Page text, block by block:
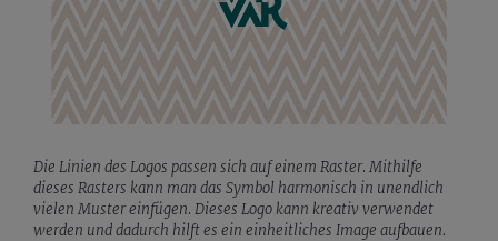
Die Linien des Logos passen sich auf einem Raster. Mithilfe
dieses Rasters kann man das Symbol harmonisch in unendlich
vielen Muster einfügen. Dieses Logo kann kreativ verwendet
werden und dadurch hilft es ein einheitliches Image aufbauen.